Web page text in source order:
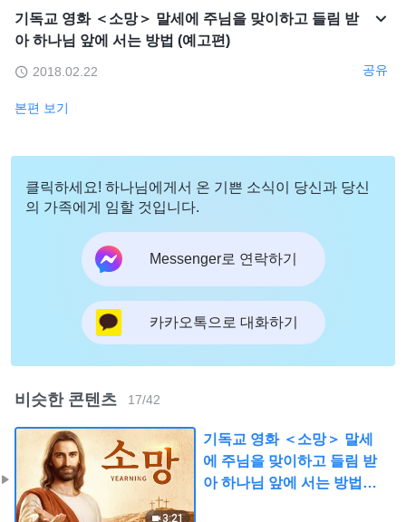
기독교 영화 ＜소망＞ 말세에 주님을 맞이하고 들림 받
아 하나님 앞에 서는 방법 (예고편)
2018.02.22 공유
본편 보기
클릭하세요! 하나님에게서 온 기쁜 소식이 당신과 당신
의 가족에게 임할 것입니다.
Messenger로 연락하기
카카오톡으로 대화하기
비슷한 콘텐츠 17/42
3:21
기독교 영화 ＜소망＞ 말세
에 주님을 맞이하고 들림 받
아 하나님 앞에 서는 방법